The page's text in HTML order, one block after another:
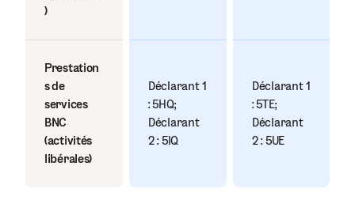
)
Prestation
s de
services
BNC
(activités
libérales)
Déclarant 1
: 5HQ ;
Déclarant
2 : 5IQ
Déclarant 1
: 5TE ;
Déclarant
2 : 5UE